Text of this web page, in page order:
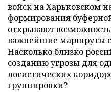
войск на Харьковском
формирования
открывают
важнейшие маршруты
Насколько близко
созданию угрозы для
логистических
группировки?